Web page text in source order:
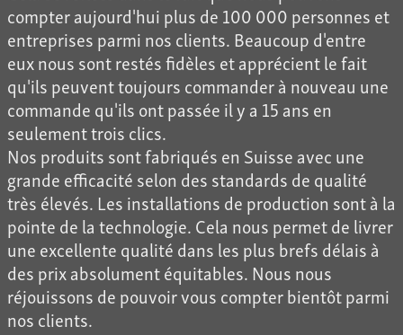
compter aujourd'hui plus de 100 000 personnes et
entreprises parmi nos clients. Beaucoup d'entre
eux nous sont restés fidèles et apprécient le fait
qu'ils peuvent toujours commander à nouveau une
commande qu'ils ont passée il y a 15 ans en
seulement trois clics.
Nos produits sont fabriqués en Suisse avec une
grande efficacité selon des standards de qualité
très élevés. Les installations de production sont à la
pointe de la technologie. Cela nous permet de livrer
une excellente qualité dans les plus brefs délais à
des prix absolument équitables. Nous nous
réjouissons de pouvoir vous compter bientôt parmi
nos clients.